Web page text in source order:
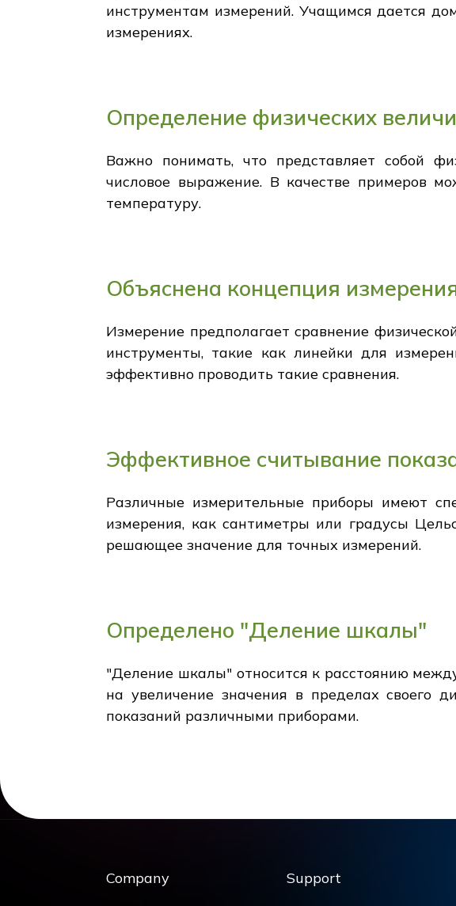
инструментам измерений. Учащимся дается
измерениях.
Определение физических
Важно понимать, что представляет собой
числовое выражение. В качестве примеров
температуру.
Объяснена концепция
Измерение предполагает сравнение
инструменты, такие как линейки для
эффективно проводить такие сравнения.
Эффективное считывание
Различные измерительные приборы имеют
измерения, как сантиметры или градусы
решающее значение для точных измерений.
Определено "Деление шкалы"
"Деление шкалы" относится к расстоянию
на увеличение значения в пределах своего
показаний различными приборами.
Company Support